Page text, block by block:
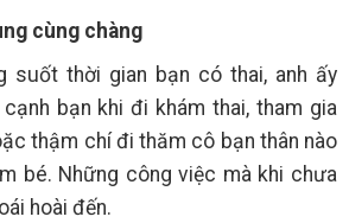
cùng chàng
suốt thời gian bạn có thai, anh ấy
bạn khi đi khám thai, tham gia
thậm chí đi thăm cô bạn thân nào
bé. Những công việc mà khi chưa
hoài đến.